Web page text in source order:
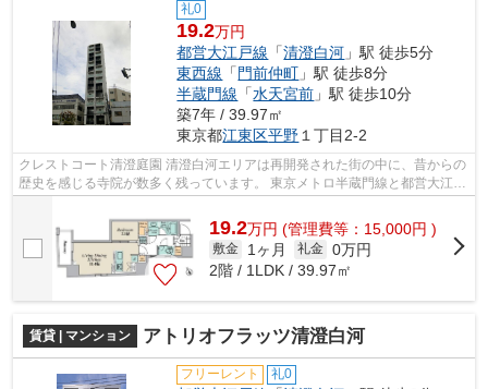
礼0
19.2万円
都営大江戸線 「清澄白河 」駅 徒歩5分
東西線 「 門前仲町 」駅 徒歩8分
半蔵門線 「水天宮前 」駅 徒歩10分
築7年 / 39.97㎡
東京都江東区平野 １丁目2-2
クレストコート清澄庭園 清澄白河エリアは再開発された街の中に、昔からの
歴史を感じる寺院が数多く残っています。 東京メトロ半蔵門線と都営大江戸
19.2万円 (管理費等：15,000円 )
敷金 1ヶ月 礼金 0万円
2階 / 1LDK / 39.97㎡
賃貸 | マンション アトリオフラッツ清澄白河
フリーレント 礼0